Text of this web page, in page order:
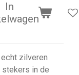
In
zilveren
stekers in de